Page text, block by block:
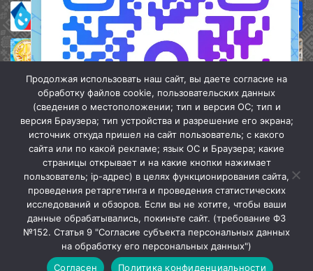
Мы в МАХ
Закрыть
«Кочубеевская централизованная клубная система» © 2026
Продолжая использовать наш сайт, вы даете согласие на
обработку файлов cookie, пользовательских данных
(сведения о местоположении; тип и версия ОС; тип и
версия Браузера; тип устройства и разрешение его экрана;
источник откуда пришел на сайт пользователь; с какого
сайта или по какой рекламе; язык ОС и Браузера; какие
страницы открывает и на какие кнопки нажимает
пользователь; ip-адрес) в целях функционирования сайта,
проведения ретаргетинга и проведения статистических
исследований и обзоров. Если вы не хотите, чтобы ваши
данные обрабатывались, покиньте сайт. (требование ФЗ
№152. Статья 9 "Согласие субъекта персональных данных
на обработку его персональных данных")
Согласен
Политика конфиденциальности